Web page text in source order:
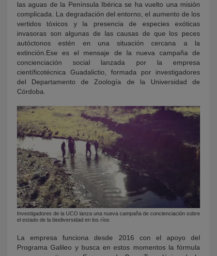
las aguas de la Península Ibérica se ha vuelto una misión
complicada. La degradación del entorno, el aumento de los
vertidos tóxicos y la presencia de especies exóticas
invasoras son algunas de las causas de que los peces
autóctonos estén en una situación cercana a la
extinción.Ese es el mensaje de la nueva campaña de
concienciación social lanzada por la empresa
científicotécnica Guadalictio, formada por investigadores
del Departamento de Zoología de la Universidad de
Córdoba.
Investigadores de la UCO lanza una nueva campaña de concienciación sobre
el estado de la biodiversidad en los ríos
La empresa funciona desde 2016 con el apoyo del
Programa Galileo y busca en estos momentos la fórmula